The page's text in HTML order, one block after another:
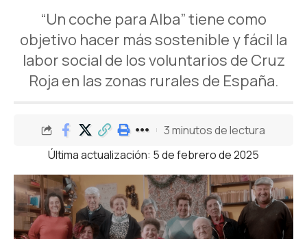
“Un coche para Alba” tiene como
objetivo hacer más sostenible y fácil la
labor social de los voluntarios de Cruz
Roja en las zonas rurales de España.
Última actualización: 5 de febrero de 2025
3 minutos de lectura